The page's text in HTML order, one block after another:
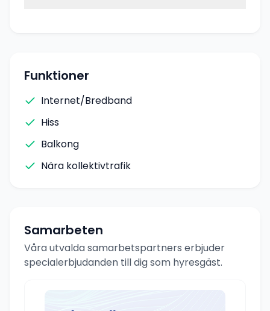
Funktioner
Internet/Bredband
Hiss
Balkong
Nära kollektivtrafik
Samarbeten
Våra utvalda samarbetspartners erbjuder
specialerbjudanden till dig som hyresgäst.